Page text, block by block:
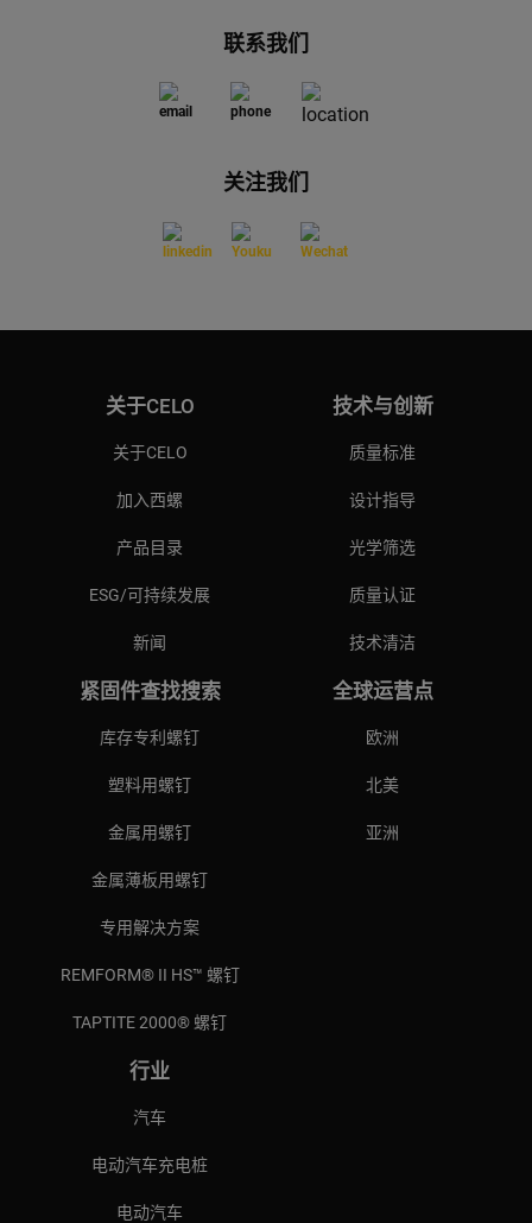
联系我们
关注我们
关于CELO
关于CELO
加入西螺
产品目录
ESG/可持续发展
新闻
紧固件查找搜索
库存专利螺钉
塑料用螺钉
金属用螺钉
金属薄板用螺钉
专用解决方案
REMFORM® II HS™ 螺钉
TAPTITE 2000® 螺钉
行业
汽车
电动汽车充电桩
电动汽车
技术与创新
质量标准
设计指导
光学筛选
质量认证
技术清洁
全球运营点
欧洲
北美
亚洲